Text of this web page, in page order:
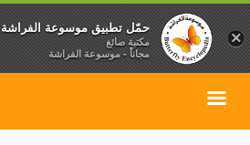
×
حمّل تطبيق موسوعة الفراشة
مكتبة صائغ
مجاناً - موسوعة الفراشة